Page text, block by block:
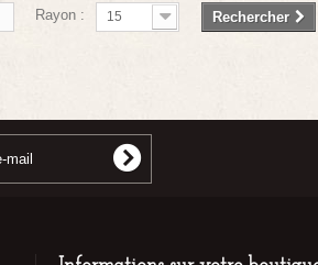
Rayon : 15 Rechercher